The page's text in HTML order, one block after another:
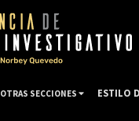
OTRAS SECCIONES ESTILO